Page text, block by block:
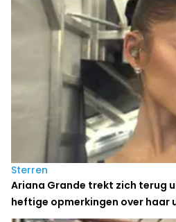
Sterren
Ariana Grande trekt zich terug
heftige opmerkingen over haar